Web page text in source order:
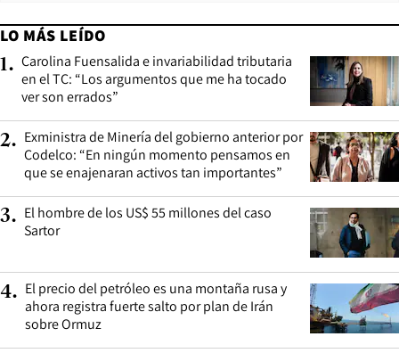
LO MÁS LEÍDO
1. Carolina Fuensalida e invariabilidad tributaria
en el TC: “Los argumentos que me ha tocado
ver son errados”
2. Exministra de Minería del gobierno anterior por
Codelco: “En ningún momento pensamos en
que se enajenaran activos tan importantes”
3. El hombre de los US$ 55 millones del caso
Sartor
4. El precio del petróleo es una montaña rusa y
ahora registra fuerte salto por plan de Irán
sobre Ormuz